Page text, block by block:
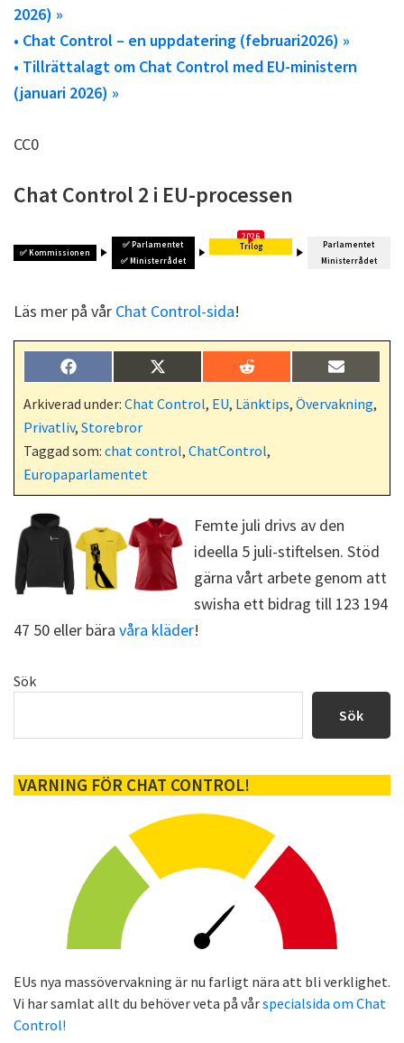
2026) »
• Chat Control – en uppdatering (februari2026) »
• Tillrättalagt om Chat Control med EU-ministern
(januari 2026) »
CC0
Chat Control 2 i EU-processen
✅Kommissionen
✅Parlamentet
✅Ministerrådet
Trilog
Parlamentet
Ministerrådet
Läs mer på vår Chat Control-sida!
Dela
på
F
a
c
b
o
o
k
Dela
på
X
(
T
t
t
Dela
på
R
e
d
t
Dela
på
E
-
p
Arkiverad under: Chat Control, EU, Länktips, Övervakning,
Privatliv, Storebror
Taggad som: chat control, ChatControl,
Europaparlamentet
Femte juli drivs av den
ideella 5 juli-stiftelsen. Stöd
gärna vårt arbete genom att
swisha ett bidrag till 123 194
47 50 eller bära våra kläder!
Primärt
Sök
Sök
VARNING FÖR CHAT CONTROL!
EUs nya massövervakning är nu farligt nära att bli verklighet.
Vi har samlat allt du behöver veta på vårspecialsida om Chat
Control!